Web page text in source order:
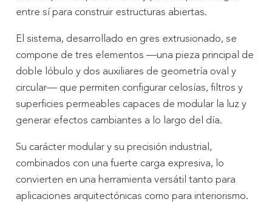
entre sí para construir estructuras abiertas.
El sistema, desarrollado en gres extrusionado, se
compone de tres elementos —una pieza principal de
doble lóbulo y dos auxiliares de geometría oval y
circular— que permiten configurar celosías, filtros y
superficies permeables capaces de modular la luz y
generar efectos cambiantes a lo largo del día.
Su carácter modular y su precisión industrial,
combinados con una fuerte carga expresiva, lo
convierten en una herramienta versátil tanto para
aplicaciones arquitectónicas como para interiorismo.